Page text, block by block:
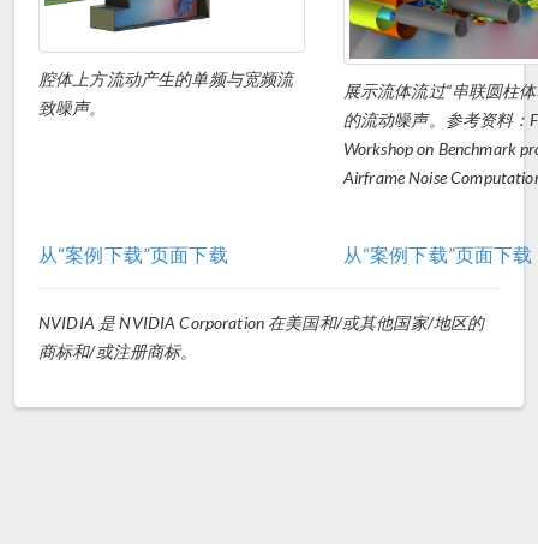
腔体上方流动产生的单频与宽频流
致噪声。
从“案例下载”页面下载
展示流体流过“串联圆柱
的流动噪声。参考资料：
Workshop on Benchmark
Airframe Noise
从“案例下载”页面下载
NVIDIA 是 NVIDIA Corporation 在美国和/或其他国家/地区的
商标和/或注册商标。